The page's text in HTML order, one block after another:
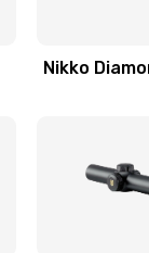
Nikko